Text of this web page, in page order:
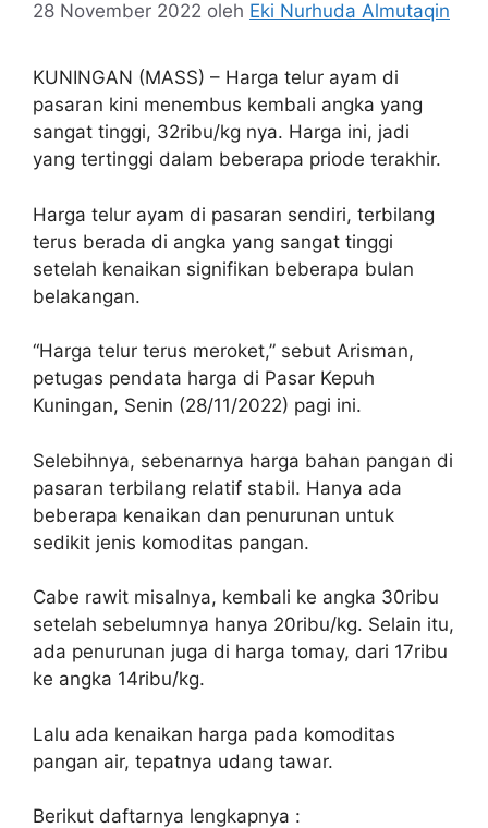
28 November 2022 oleh Eki Nurhuda Almutaqin
KUNINGAN (MASS) – Harga telur ayam di
pasaran kini menembus kembali angka yang
sangat tinggi, 32ribu/kg nya. Harga ini, jadi
yang tertinggi dalam beberapa priode terakhir.
Harga telur ayam di pasaran sendiri, terbilang
terus berada di angka yang sangat tinggi
setelah kenaikan signifikan beberapa bulan
belakangan.
“Harga telur terus meroket,” sebut Arisman,
petugas pendata harga di Pasar Kepuh
Kuningan, Senin (28/11/2022) pagi ini.
Selebihnya, sebenarnya harga bahan pangan di
pasaran terbilang relatif stabil. Hanya ada
beberapa kenaikan dan penurunan untuk
sedikit jenis komoditas pangan.
Cabe rawit misalnya, kembali ke angka 30ribu
setelah sebelumnya hanya 20ribu/kg. Selain itu,
ada penurunan juga di harga tomay, dari 17ribu
ke angka 14ribu/kg.
Lalu ada kenaikan harga pada komoditas
pangan air, tepatnya udang tawar.
Berikut daftarnya lengkapnya :